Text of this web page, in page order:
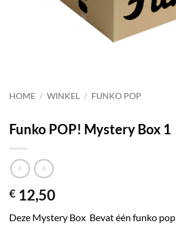
HOME / WINKEL / FUNKO POP
Funko POP! Mystery Box 1
€ 12,50
Deze Mystery Box Bevat één funko pop